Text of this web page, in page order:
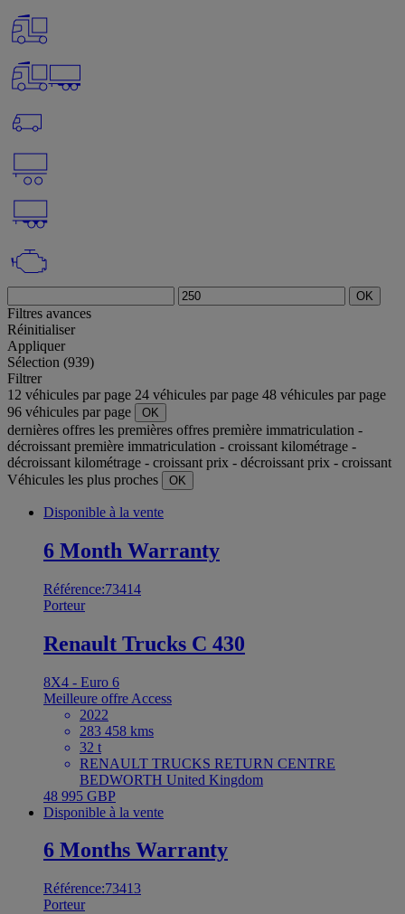
OK
Filtres avances
Réinitialiser
Appliquer
Sélection (939)
Filtrer
12 véhicules par page 24 véhicules par page 48 véhicules par page
96 véhicules par page
OK
dernières offres les premières offres première immatriculation -
décroissant première immatriculation - croissant kilométrage -
décroissant kilométrage - croissant prix - décroissant prix - croissant
Véhicules les plus proches
OK
Disponible à la vente
6 Month Warranty
Référence:73414
Porteur
Renault Trucks C 430
8X4 - Euro 6
Meilleure offre Access
2022
283 458 kms
32 t
RENAULT TRUCKS RETURN CENTRE
BEDWORTH United Kingdom
48 995 GBP
Disponible à la vente
6 Months Warranty
Référence:73413
Porteur